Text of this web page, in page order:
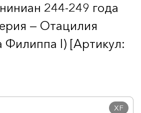
244-249 года
— Отацилия
Филиппа I) [Артикул:
XF